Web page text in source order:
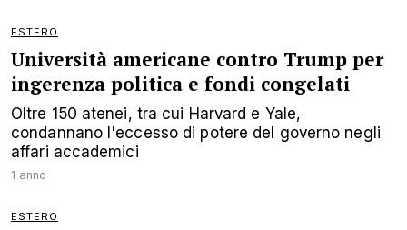
ESTERO
Università americane contro Trump per
ingerenza politica e fondi congelati
Oltre 150 atenei, tra cui Harvard e Yale,
condannano l'eccesso di potere del governo negli
affari accademici
1 anno
ESTERO